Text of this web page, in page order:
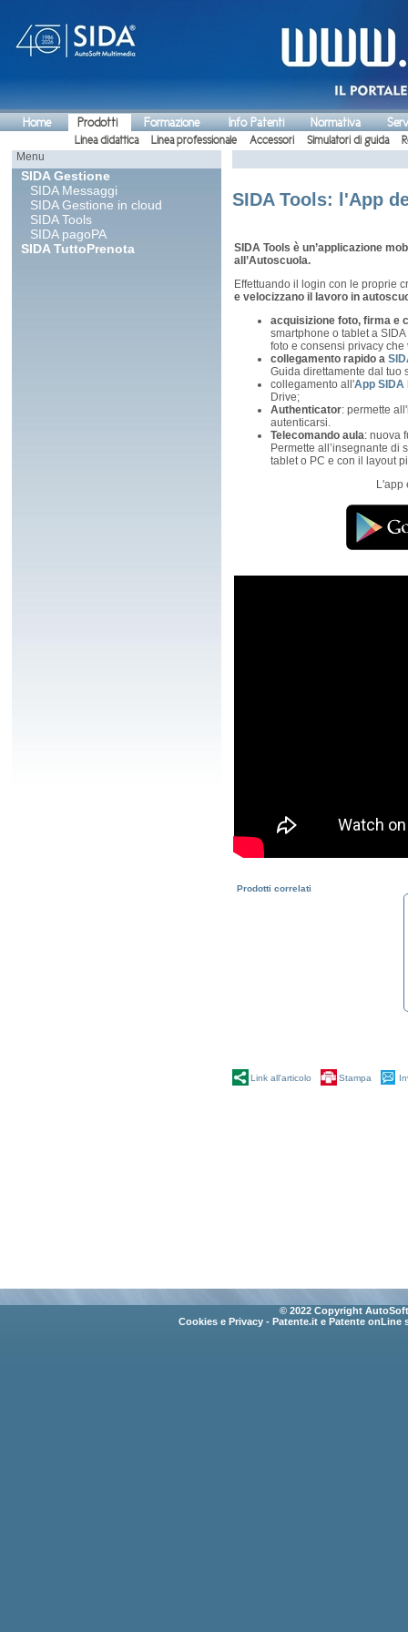
Home Prodotti Formazione Info Patenti Normativa
Linea didattica Linea professionale Accessori Simulatori di guida
Menu
SIDA Gestione
SIDA Messaggi
SIDA Gestione in cloud
SIDA Tools
SIDA pagoPA
SIDA TuttoPrenota
SIDA Tools: l'App
SIDA Tools è un’applicazione
all’Autoscuola.
Effettuando il login con le proprie
e velocizzano il lavoro in
acquisizione foto, firma e
smartphone o tablet a
foto e consensi privacy
collegamento rapido a
Guida direttamente dal tuo
collegamento all'App
Drive;
Authenticator: permette
autenticarsi.
Telecomando aula: nuova
Permette all’insegnante di
tablet o PC e con il layout
L'app
Prodotti correlati
Link all'articolo Stampa
© 2022 Copyright
Cookies e Privacy - Patente.it e Patente onLine